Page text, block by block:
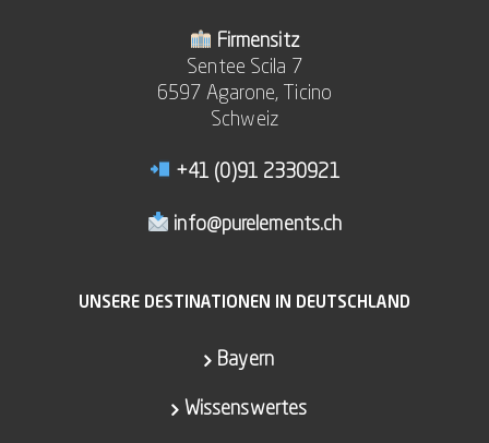
Firmensitz
Sentee Scila 7
6597 Agarone, Ticino
Schweiz
+41 (0)91 2330921
info@purelements.ch
UNSERE DESTINATIONEN IN DEUTSCHLAND
Bayern
Wissenswertes